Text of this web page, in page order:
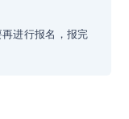
进行报名，报完